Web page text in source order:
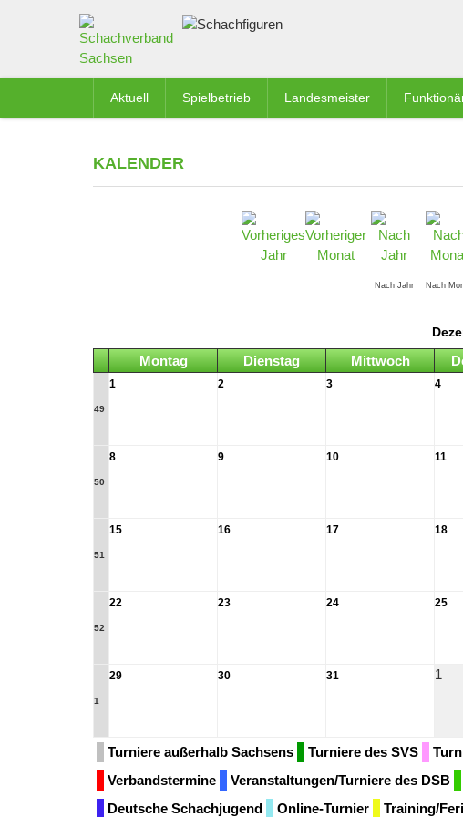
Aktuell Spielbetrieb Landesmeister
KALENDER
Nach Jahr Nach
Montag Dienstag Mittwoch
49
1 2 3 4
50
8 9 10 11
51
15 16 17 18
52
22 23 24 25
1
29 30 31 1
Turniere außerhalb Sachsens Turniere des SVS
Verbandstermine
Veranstaltungen/Turniere des DSB
Deutsche Schachjugend
Online-Turnier Training/